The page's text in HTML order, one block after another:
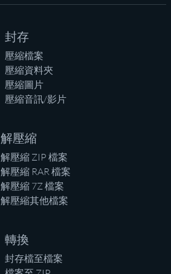
封存
壓縮檔案
壓縮資料夾
壓縮圖片
壓縮音訊/影片
解壓縮
解壓縮 ZIP 檔案
解壓縮 RAR 檔案
解壓縮 7Z 檔案
解壓縮其他檔案
轉換
封存檔至檔案